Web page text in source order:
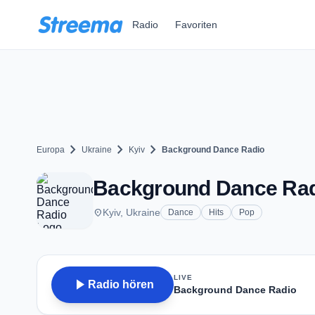
Radio Favoriten
Europa chevron_right Ukraine chevron_right Kyiv chevron_right Background Dance Radio
Background Dance
placeKyiv, Ukraine Dance Hits Pop
play_arrow Radio hören
LIVE
Background Dance Radio